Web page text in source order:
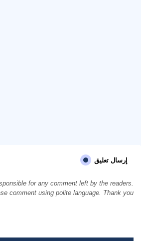
إرسال تعليق
for any comment left by the readers.
comment using polite language. Thank you.